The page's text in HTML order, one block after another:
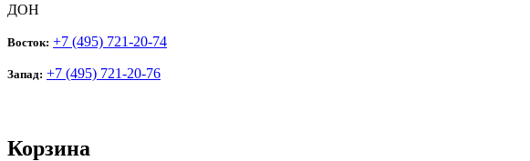
ДОН
Восток: +7 (495) 721-20-74
Запад: +7 (495) 721-20-76
Корзина